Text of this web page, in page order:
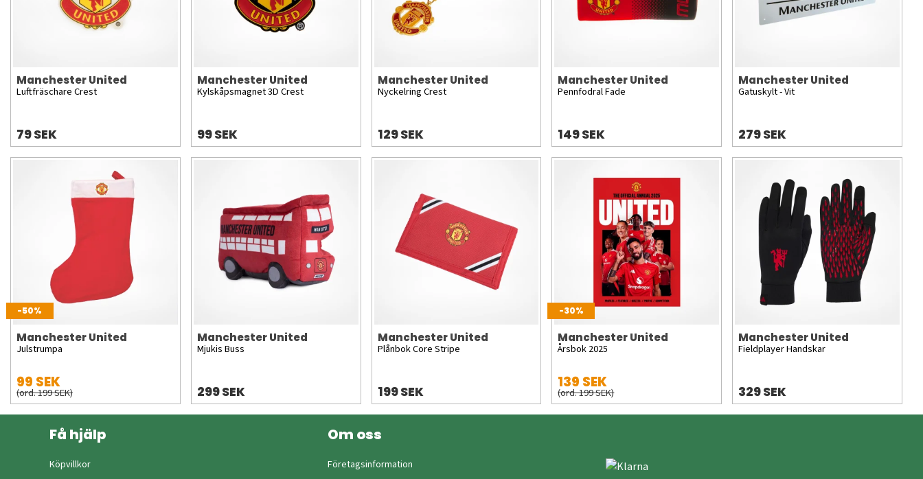
Manchester United
Luftfräschare Crest
79 SEK
Manchester United
Kylskåpsmagnet 3D Crest
99 SEK
Manchester United
Nyckelring Crest
129 SEK
Manchester United
Pennfodral Fade
149 SEK
Manchester United
Gatuskylt - Vit
279 SEK
-50%
Manchester United
Julstrumpa
99 SEK
(ord. 199 SEK)
Manchester United
Mjukis Buss
299 SEK
Manchester United
Plånbok Core Stripe
199 SEK
-30%
Manchester United
Årsbok 2025
139 SEK
(ord. 199 SEK)
Manchester United
Fieldplayer Handskar
329 SEK
Få hjälp
Köpvillkor
Om oss
Företagsinformation